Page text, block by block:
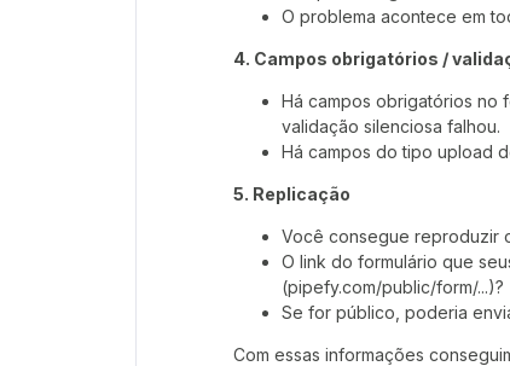
O problema acontece em
4. Campos obrigatórios /
Há campos obrigatórios no
validação silenciosa falhou.
Há campos do tipo upload
5. Replicação
Você consegue reproduzir
O link do formulário que
(pipefy.com/public/form/...)?
Se for público, poderia
Com essas informações